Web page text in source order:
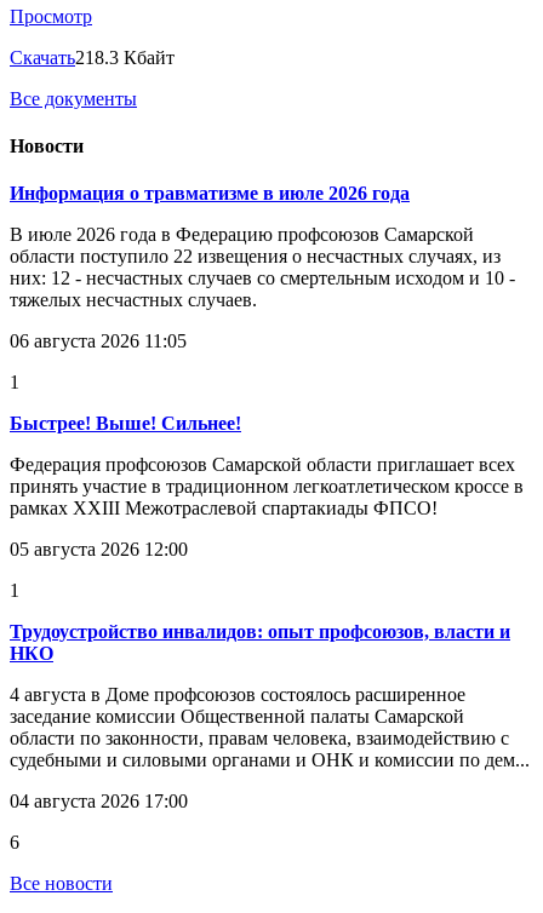
Просмотр
Скачать218.3 Кбайт
Все документы
Новости
Информация о травматизме в июле 2026 года
В июле 2026 года в Федерацию профсоюзов Самарской
области поступило 22 извещения о несчастных случаях, из
них: 12 - несчастных случаев со смертельным исходом и 10 -
тяжелых несчастных случаев.
06 августа 2026 11:05
1
Быстрее! Выше! Сильнее!
Федерация профсоюзов Самарской области приглашает всех
принять участие в традиционном легкоатлетическом кроссе в
рамках XXIII Межотраслевой спартакиады ФПСО!
05 августа 2026 12:00
1
Трудоустройство инвалидов: опыт профсоюзов, власти и
НКО
4 августа в Доме профсоюзов состоялось расширенное
заседание комиссии Общественной палаты Самарской
области по законности, правам человека, взаимодействию с
судебными и силовыми органами и ОНК и комиссии по дем...
04 августа 2026 17:00
6
Все новости